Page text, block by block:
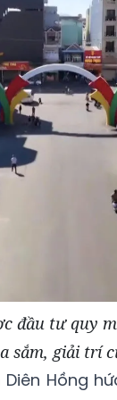
đầu tư quy
sắm, giải trí
Hồng